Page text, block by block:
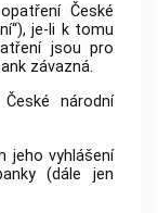
České
je-li k tomu
jsou pro
závazná.
národní
jeho vyhlášení
(dále jen